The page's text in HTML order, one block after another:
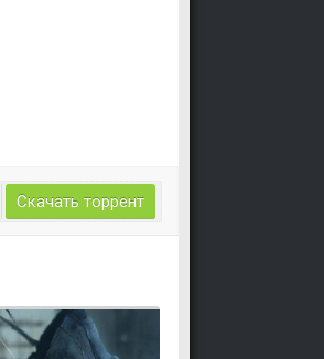
Скачать торрент